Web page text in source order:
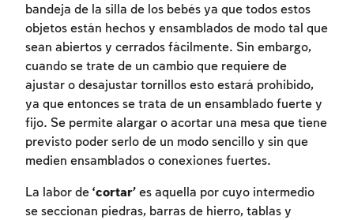
bandeja de la silla de los bebés ya que todos estos
objetos están hechos y ensamblados de modo tal que
sean abiertos y cerrados fácilmente. Sin embargo,
cuando se trate de un cambio que requiere de
ajustar o desajustar tornillos esto estará prohibido,
ya que entonces se trata de un ensamblado fuerte y
fijo. Se permite alargar o acortar una mesa que tiene
previsto poder serlo de un modo sencillo y sin que
medien ensamblados o conexiones fuertes.
La labor de ‘cortar’ es aquella por cuyo intermedio
se seccionan piedras, barras de hierro, tablas y
Inscripcion requerida
Para marcar lo estudiado debe conectarse
a su cuenta o inscribirse.